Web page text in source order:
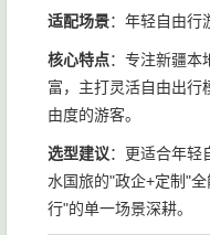
适配场景：年轻自由行
核心特点：专注新疆本
富，主打灵活自由出行
由度的游客。
选型建议：更适合年轻
水国旅的"政企+定制"
行"的单一场景深耕。